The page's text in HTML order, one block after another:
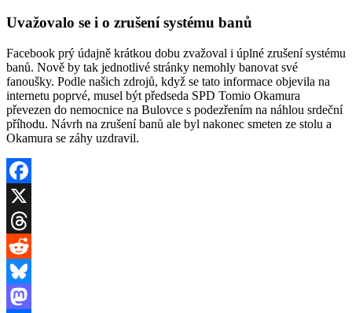
Uvažovalo se i o zrušení systému banů
Facebook prý údajně krátkou dobu zvažoval i úplné zrušení systému
banů. Nově by tak jednotlivé stránky nemohly banovat své
fanoušky. Podle našich zdrojů, když se tato informace objevila na
internetu poprvé, musel být předseda SPD Tomio Okamura
převezen do nemocnice na Bulovce s podezřením na náhlou srdeční
příhodu. Návrh na zrušení banů ale byl nakonec smeten ze stolu a
Okamura se záhy uzdravil.
Facebook
X
Threads
Reddit
Bluesky